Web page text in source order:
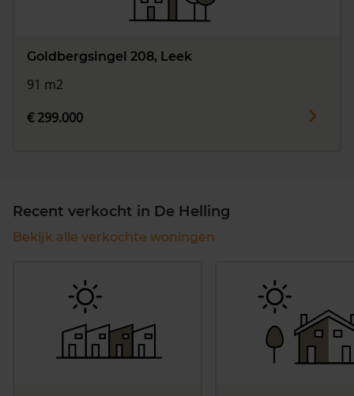
Goldbergsingel 208, Leek
91 m2
€ 299.000
Recent verkocht in De Helling
Bekijk alle verkochte woningen